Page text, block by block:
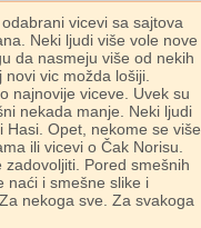
vicevi sa sajtova
Neki ljudi više vole nove
da nasmeju više od nekih
vic možda lošiji.
najnovije viceve. Uvek su
nekada manje. Neki ljudi
Hasi. Opet, nekome se više
ili vicevi o Čak Norisu.
Pored smešnih
naći i smešne slike i
nekoga sve. Za svakoga